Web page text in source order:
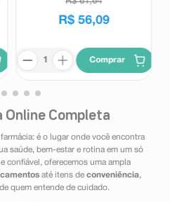
R$ 61,64
R$ 56,09
Comprar
Online Completa
é o lugar onde você encontra
saúde, bem-estar e rotina em um só
confiável, oferecemos uma ampla
até itens de conveniência,
quem entende de cuidado.